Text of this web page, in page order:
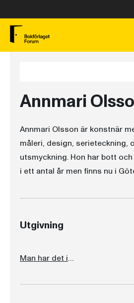
Annmari
Annmari Olsson är konstnär
måleri, design, serieteckning,
utsmyckning. Hon har bott
i ett antal år men finns nu i
Utgivning
Man har det inte roligare än man gör sej!